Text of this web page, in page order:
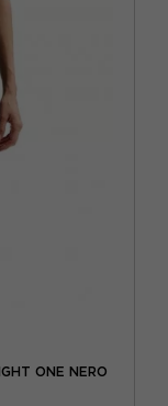
ONE NERO